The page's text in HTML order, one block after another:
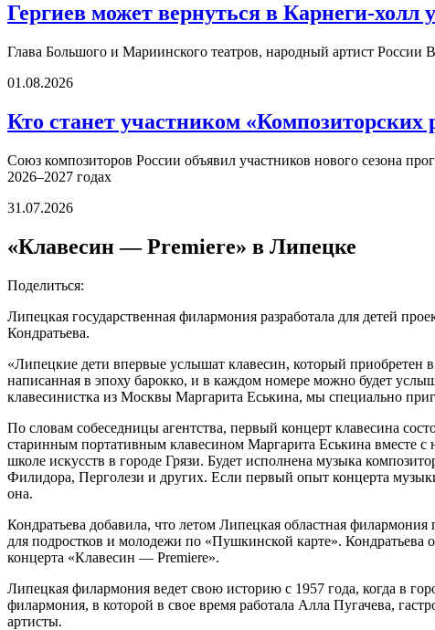
Гергиев может вернуться в Карнеги-холл
Глава Большого и Мариинского театров, народный артист
01.08.2026
Кто станет участником «Композиторских
Союз композиторов России объявил участников нового сезона
2026–2027 годах
31.07.2026
«Клавесин — Premiere» в Липецке
Поделиться:
Липецкая государственная филармония разработала для детей
Кондратьева.
«Липецкие дети впервые услышат клавесин, который
написанная в эпоху барокко, и в каждом номере можно будет
клавесинистка из Москвы Маргарита Еськина, мы специально
По словам собеседницы агентства, первый концерт клавесина
старинным портативным клавесином Маргарита Еськина вместе
школе искусств в городе Грязи. Будет исполнена музыка
Филидора, Перголези и других. Если первый опыт концерта
она.
Кондратьева добавила, что летом Липецкая областная
для подростков и молодежи по «Пушкинской карте». Кондратьева
концерта «Клавесин — Premiere».
Липецкая филармония ведет свою историю с 1957 года, когда в
филармония, в которой в свое время работала Алла Пугачева,
артисты.